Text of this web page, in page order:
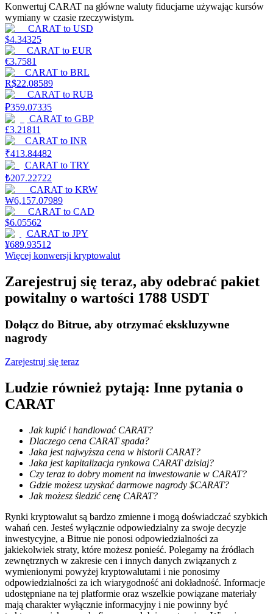
Przewodnik
Przewodnik dla początkujących dotyczący kontraktów futures
Strategie handlowe
Dowiedz się, jak zachować rentowność
Zarabiać
Mocna Świnka
Codziennie zdobywaj konkurencyjne nagrody
Konwertuj CARAT na główne waluty fiducjarne używając kursów
wymiany w czasie rzeczywistym.
CARAT to USD
$4.34325
CARAT to EUR
€3.7581
CARAT to BRL
R$22.08589
CARAT to RUB
₽359.07335
CARAT to GBP
£3.21811
CARAT to INR
₹413.84482
CARAT to TRY
₺207.22722
CARAT to KRW
₩6,157.07989
CARAT to CAD
$6.05562
CARAT to JPY
¥689.93512
Więcej konwersji kryptowalut
Zarejestruj się teraz, aby odebrać pakiet
powitalny o wartości 1788 USDT
Dołącz do Bitrue, aby otrzymać ekskluzywne
nagrody
Zarejestruj się teraz
Ludzie również pytają: Inne pytania o
CARAT
Jak kupić i handlować CARAT?
Dlaczego cena CARAT spada?
Jaka jest najwyższa cena w historii CARAT?
Jaka jest kapitalizacja rynkowa CARAT dzisiaj?
Czy teraz to dobry moment na inwestowanie w CARAT?
Gdzie możesz uzyskać darmowe nagrody $CARAT?
Jak możesz śledzić cenę CARAT?
Rynki kryptowalut są bardzo zmienne i mogą doświadczać szybkich
wahań cen. Jesteś wyłącznie odpowiedzialny za swoje decyzje
inwestycyjne, a Bitrue nie ponosi odpowiedzialności za
jakiekolwiek straty, które możesz ponieść. Polegamy na źródłach
zewnętrznych w zakresie cen i innych danych związanych z
wymienionymi powyżej kryptowalutami i nie ponosimy
odpowiedzialności za ich wiarygodność ani dokładność. Informacje
udostępniane na tej platformie oraz wszelkie powiązane materiały
mają charakter wyłącznie informacyjny i nie powinny być